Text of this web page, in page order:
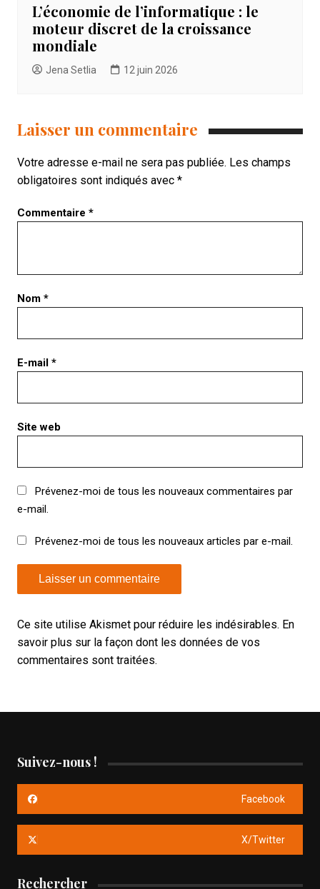
L’économie de l’informatique : le
moteur discret de la croissance
mondiale
Jena Setlia 12 juin 2026
Laisser un commentaire
Votre adresse e-mail ne sera pas publiée. Les champs
obligatoires sont indiqués avec *
Commentaire *
Nom *
E-mail *
Site web
Prévenez-moi de tous les nouveaux commentaires par
e-mail.
Prévenez-moi de tous les nouveaux articles par e-mail.
Ce site utilise Akismet pour réduire les indésirables. En
savoir plus sur la façon dont les données de vos
commentaires sont traitées.
Suivez-nous !
Facebook
X/Twitter
Rechercher